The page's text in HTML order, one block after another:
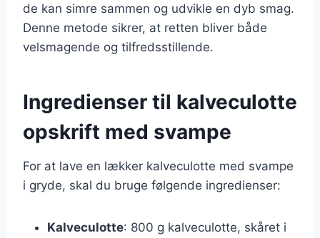
de kan simre sammen og udvikle en dyb smag.
Denne metode sikrer, at retten bliver både
velsmagende og tilfredsstillende.
Ingredienser til kalveculotte
opskrift med svampe
For at lave en lækker kalveculotte med svampe
i gryde, skal du bruge følgende ingredienser:
Kalveculotte: 800 g kalveculotte, skåret i